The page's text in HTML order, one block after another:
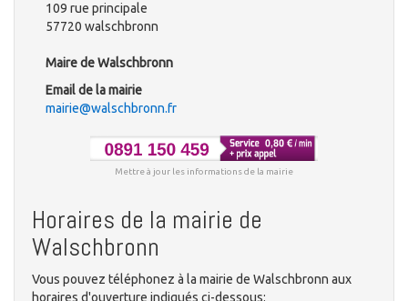
109 rue principale
57720 walschbronn
Maire de Walschbronn
Email de la mairie
mairie@walschbronn.fr
Mettre à jour les informations de la mairie
Horaires de la mairie de
Walschbronn
Vous pouvez téléphonez à la mairie de Walschbronn aux
horaires d'ouverture indiqués ci-dessous: